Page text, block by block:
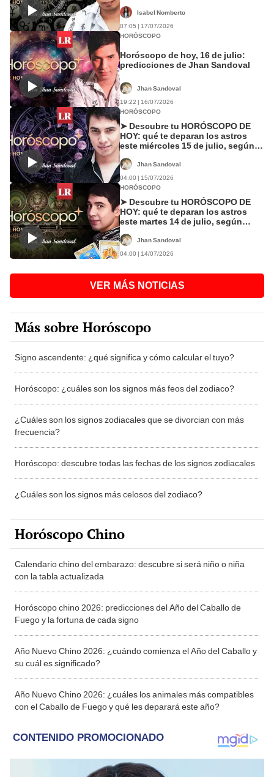
Isabel Nomberto
07:05 | 17/07/2026
HORÓSCOPO
Horóscopo de hoy, 16 de julio:
predicciones de Jhan Sandoval
Jhan Sandoval
19:22 | 16/07/2026
HORÓSCOPO
➤ Descubre tu HORÓSCOPO DE
HOY: qué te deparan los astros
este miércoles 15 de julio, según
Jhan Sandoval
04:00 | 15/07/2026
HORÓSCOPO
➤ Descubre tu HORÓSCOPO DE
HOY: qué te deparan los astros
este martes 14 de julio, según
Jhan Sandoval
04:00 | 14/07/2026
VER MÁS NOTICIAS
Más sobre Horóscopo
Signo ascendente: ¿qué significa y cómo calcular el tuyo?
Horóscopo: ¿cuáles son los signos más feos del zodiaco?
¿Cuáles son los signos zodiacales que se divorcian con más
frecuencia?
Horóscopo: descubre todas las fechas de los signos zodiacales
¿Cuáles son los signos más celosos del zodiaco?
Horóscopo Chino
Calendario chino del embarazo: descubre si será niño o niña
con la tabla actualizada
Horóscopo chino 2026: predicciones del Año del Caballo de
Fuego y la fortuna de cada signo
Año Nuevo Chino 2026: ¿cuándo comienza el Año del Caballo y
su cuál es significado?
Año Nuevo Chino 2026: ¿cuáles los animales más compatibles
con el Caballo de Fuego y qué les deparará este año?